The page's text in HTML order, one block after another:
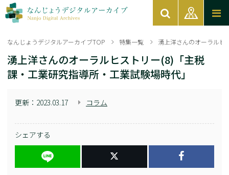
なんじょうデジタルアーカイブTOP 特集一覧 湧上洋さんのオーラルヒ
湧上洋さんのオーラルヒストリー(8)「主税
課・工業研究指導所・工業試験場時代」
更新： 2023.03.17 コラム
シェアする